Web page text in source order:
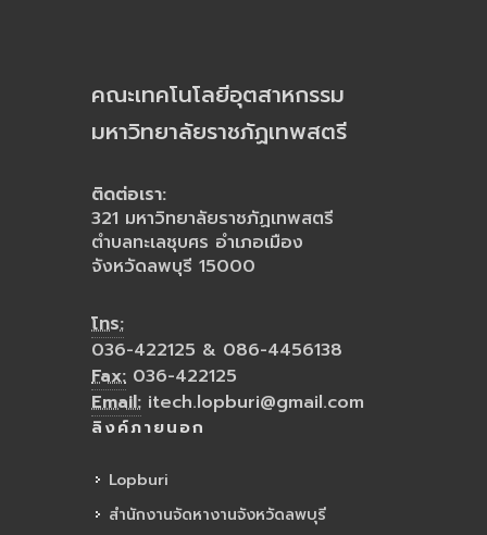
คณะเทคโนโลยีอุตสาหกรรม
มหาวิทยาลัยราชภัฏเทพสตรี
ติดต่อเรา:
321 มหาวิทยาลัยราชภัฏเทพสตรี
ตำบลทะเลชุบศร อำเภอเมือง
จังหวัดลพบุรี 15000
โทร:
036-422125 & 086-4456138
Fax: 036-422125
Email: itech.lopburi@gmail.com
ลิงค์ภายนอก
Lopburi
สำนักงานจัดหางานจังหวัดลพบุรี